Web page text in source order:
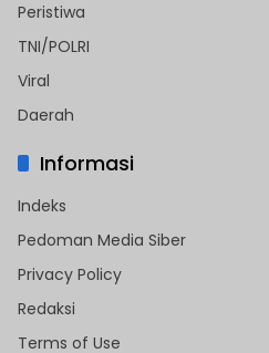
Peristiwa
TNI/POLRI
Viral
Daerah
Informasi
Indeks
Pedoman Media Siber
Privacy Policy
Redaksi
Terms of Use